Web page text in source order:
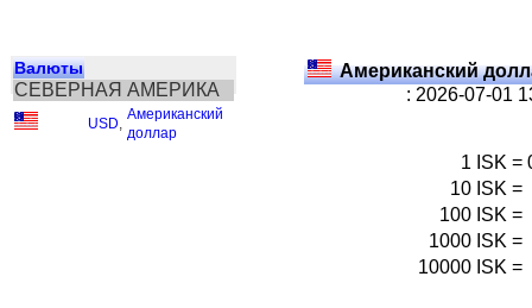
Валюты
СЕВЕРНАЯ АМЕРИКА
USD
Американский
доллар
Американский
: 2026-07-01
1 ISK =
10 ISK =
100 ISK =
1000 ISK =
10000 ISK =